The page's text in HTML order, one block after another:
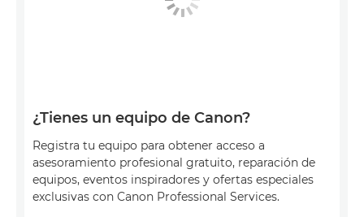
¿Tienes un equipo de Canon?
Registra tu equipo para obtener acceso a
asesoramiento profesional gratuito, reparación de
equipos, eventos inspiradores y ofertas especiales
exclusivas con Canon Professional Services.